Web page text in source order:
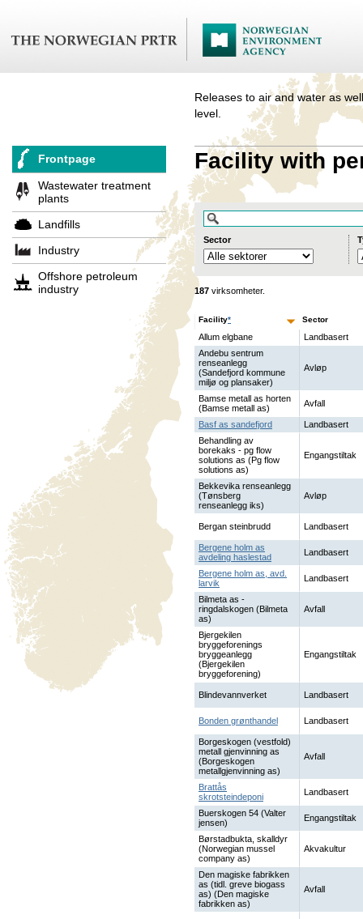
Releases to air and water as
level.
Frontpage
Wastewater treatment
plants
Landfills
Industry
Offshore petroleum
industry
Facility with
Sector
187 virksomheter.
Facility* Sector
Allum elgbane
Landbasert
Andebu sentrum
renseanlegg
(Sandefjord kommune
miljø og plansaker)
Avløp
Bamse metall as horten
(Bamse metall as)
Avfall
Basf as sandefjord
Landbasert
Behandling av
borekaks - pg flow
solutions as (Pg flow
solutions as)
Engangstiltak
Bekkevika renseanlegg
(Tønsberg
renseanlegg iks)
Avløp
Bergan steinbrudd Landbasert
Bergene holm as
avdeling haslestad
Landbasert
Bergene holm as, avd.
larvik
Landbasert
Bilmeta as -
ringdalskogen (Bilmeta
as)
Avfall
Bjergekilen
bryggeforenings
bryggeanlegg
(Bjergekilen
bryggeforening)
Engangstiltak
Blindevannverket Landbasert
Bonden grønthandel Landbasert
Borgeskogen (vestfold)
metall gjenvinning as
(Borgeskogen
metallgjenvinning as)
Avfall
Brattås
skrotsteindeponi
Landbasert
Buerskogen 54 (Valter
jensen)
Engangstiltak
Børstadbukta, skalldyr
(Norwegian mussel
company as)
Akvakultur
Den magiske fabrikken
as (tidl. greve biogass
as) (Den magiske
fabrikken as)
Avfall